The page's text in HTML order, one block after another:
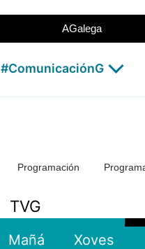
AGalega
#ComunicaciónG
Programación
TVG
Mañá Xoves